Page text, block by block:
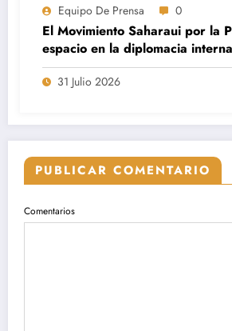
Equipo De Prensa 0
El Movimiento Saharaui por la
espacio en la diplomacia
31 Julio 2026
PUBLICAR COMENTARIO
Comentarios